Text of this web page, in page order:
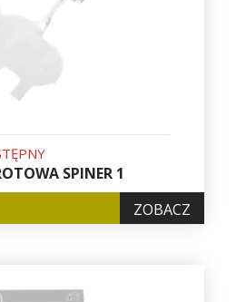
SPINER 1
ZOBACZ